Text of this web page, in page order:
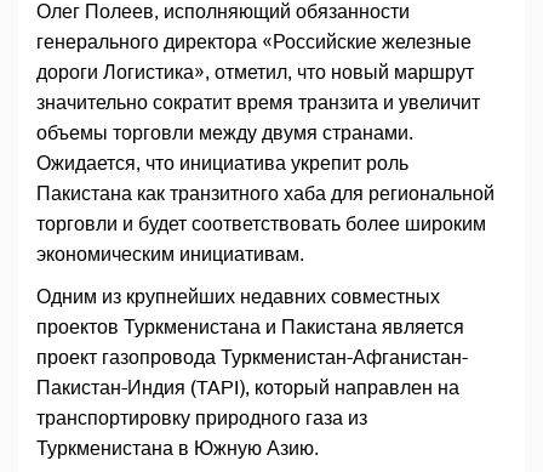
Олег Полеев, исполняющий обязанности
генерального директора «Российские железные
дороги Логистика», отметил, что новый маршрут
значительно сократит время транзита и увеличит
объемы торговли между двумя странами.
Ожидается, что инициатива укрепит роль
Пакистана как транзитного хаба для региональной
торговли и будет соответствовать более широким
экономическим инициативам.
Одним из крупнейших недавних совместных
проектов Туркменистана и Пакистана является
проект газопровода Туркменистан-Афганистан-
Пакистан-Индия (TAPI), который направлен на
транспортировку природного газа из
Туркменистана в Южную Азию.